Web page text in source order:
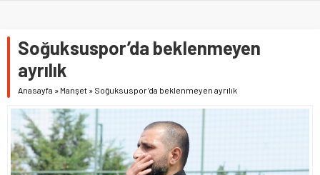
Soğuksuspor’da beklenmeyen
ayrılık
Anasayfa » Manşet » Soğuksuspor’da beklenmeyen ayrılık